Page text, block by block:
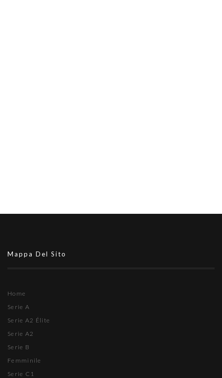
Mappa Del Sito
Home
Serie A
Serie A2 Élite
Serie A2
Serie B
Femminile
Serie C1